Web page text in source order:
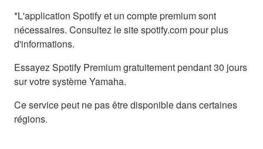
*L'application Spotify et un compte premium sont
nécessaires. Consultez le site spotify.com pour plus
d'informations.
Essayez Spotify Premium gratuitement pendant 30 jours
sur votre système Yamaha.
Ce service peut ne pas être disponible dans certaines
régions.